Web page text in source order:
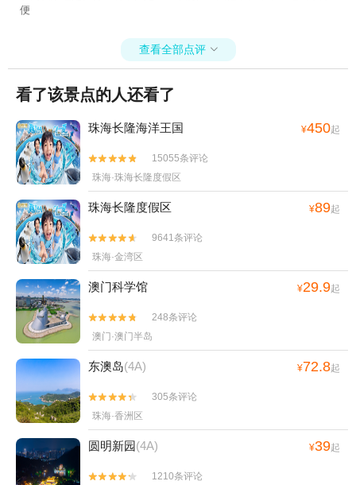
便
查看全部点评 
看了该景点的人还看了
珠海长隆海洋王国 ¥450起


15055条评论
珠海·珠海长隆度假区
珠海长隆度假区 ¥89起


9641条评论
珠海·金湾区
澳门科学馆 ¥29.9起


248条评论
澳门·澳门半岛
东澳岛(4A) ¥72.8起


305条评论
珠海·香洲区
圆明新园(4A) ¥39起

 1210条评论